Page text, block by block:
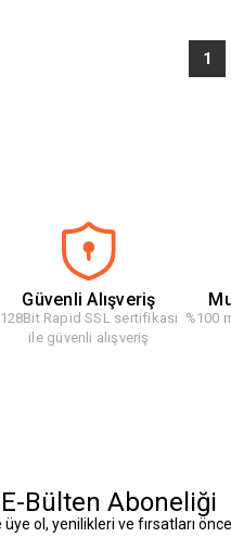
1
Güvenli Alışveriş
128Bit Rapid SSL sertifikası
ile güvenli alışveriş
%100
E-Bülten Aboneliği
ol, yenilikleri ve fırsatları